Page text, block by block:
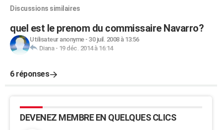
Discussions similaires
quel est le prenom du commissaire Navarro?
Utilisateur anonyme- 30 juil. 2008 à 13:56
Diana- 19 déc. 2014 à 16:14
6 réponses
DEVENEZ MEMBRE EN QUELQUES CLICS